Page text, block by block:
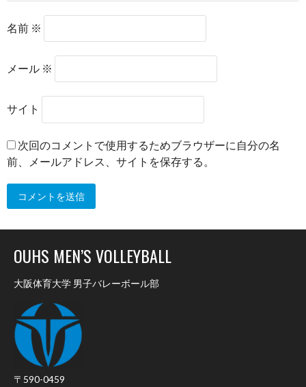
名前 ※
メール ※
サイト
次回のコメントで使用するためブラウザーに自分の名
前、メールアドレス、サイトを保存する。
OUHS MEN’S VOLLEYBALL
大阪体育大学 男子バレーボール部
〒590-0459